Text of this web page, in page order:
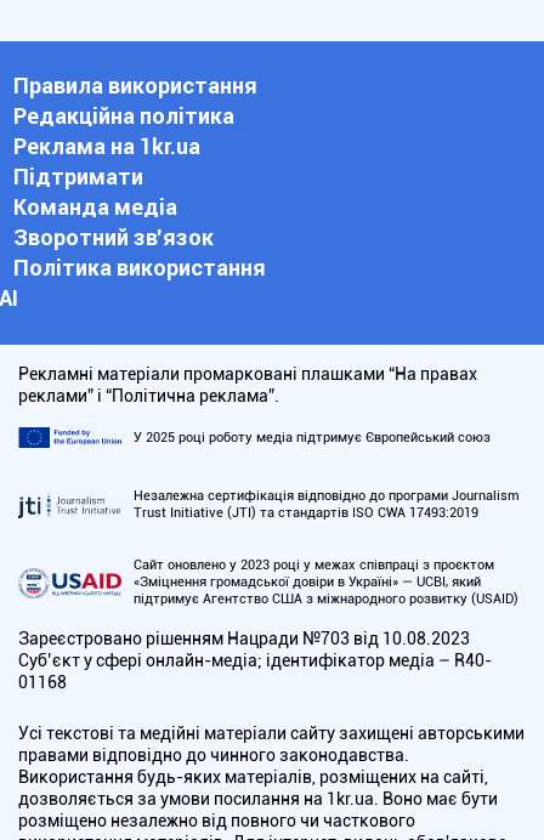
Правила використання
Редакційна політика
Реклама на 1kr.ua
Підтримати
Команда медіа
Зворотний зв'язок
Політика використання
АІ
Рекламні матеріали промарковані плашками “На правах
реклами” і “Політична реклама”.
У 2025 році роботу медіа підтримує Європейський союз
Незалежна сертифікація відповідно до програми Journalism
Trust Initiative (JTI) та стандартів ISO CWA 17493:2019
Сайт оновлено у 2023 році у межах співпраці з проєктом
«Зміцнення громадської довіри в Україні» — UCBI, який
підтримує Агентство США з міжнародного розвитку (USAID)
Зареєстровано рішенням Нацради №703 від 10.08.2023
Cуб’єкт у сфері онлайн-медіа; ідентифікатор медіа – R40-
01168
Усі текстові та медійні матеріали сайту захищені авторськими
правами відповідно до чинного законодавства.
Використання будь-яких матеріалів, розміщених на сайті,
дозволяється за умови посилання на 1kr.ua. Воно має бути
розміщено незалежно від повного чи часткового